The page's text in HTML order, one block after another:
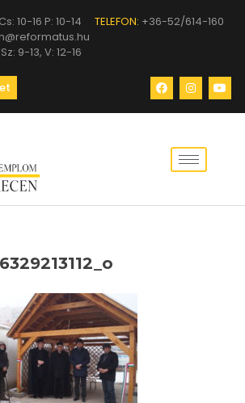
10-16 P: 10-14 TELEFON: +36-52/614-160
9-13, V: 12-16